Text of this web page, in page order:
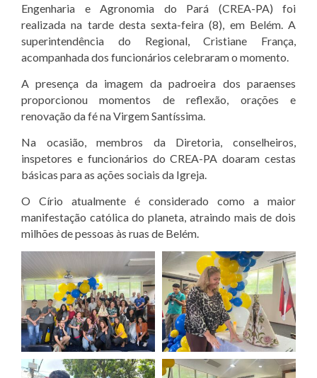
Engenharia e Agronomia do Pará (CREA-PA) foi
realizada na tarde desta sexta-feira (8), em Belém. A
superintendência do Regional, Cristiane França,
acompanhada dos funcionários celebraram o momento.
A presença da imagem da padroeira dos paraenses
proporcionou momentos de reflexão, orações e
renovação da fé na Virgem Santíssima.
Na ocasião, membros da Diretoria, conselheiros,
inspetores e funcionários do CREA-PA doaram cestas
básicas para as ações sociais da Igreja.
O Círio atualmente é considerado como a maior
manifestação católica do planeta, atraindo mais de dois
milhões de pessoas às ruas de Belém.